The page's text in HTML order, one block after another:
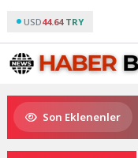
USD44.64 TRY
Son Eklenenler
start Başkan Büyükakın’dan